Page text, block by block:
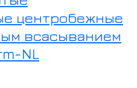
центробежные
всасыванием
NL